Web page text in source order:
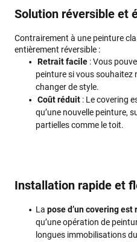
Solution réversible et
Contrairement à une peinture
entièrement réversible :
Retrait facile: Vous
peinture si vous souhaitez
changer de style.
Coût réduit: Le covering
qu’une nouvelle peinture,
partielles comme le toit.
Installation rapide et
La pose d’un covering
qu’une opération de
longues immobilisations